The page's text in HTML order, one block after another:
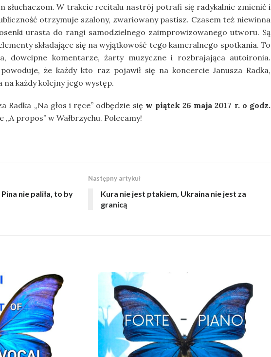
słuchaczom. W trakcie recitalu nastrój potrafi się radykalnie zmienić i
otrzymuje szalony, zwariowany pastisz. Czasem też niewinna
urasta do rangi samodzielnego zaimprowizowanego utworu. Są
składające się na wyjątkowość tego kameralnego spotkania. To
dowcipne komentarze, żarty muzyczne i rozbrajająca autoironia.
że każdy kto raz pojawił się na koncercie Janusza Radka,
na każdy kolejny jego występ.
Radka „Na głos i ręce” odbędzie się w piątek 26 maja 2017 r. o godz.
„A propos” w Wałbrzychu. Polecamy!
nie paliła, to by
Następny artykuł
Kura nie jest ptakiem, Ukraina nie jest za
granicą